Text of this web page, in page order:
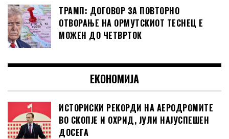
ТРАМП: ДОГОВОР ЗА ПОВТОРНО
ОТВОРАЊЕ НА ОРМУТСКИОТ ТЕСНЕЦ Е
МОЖЕН ДО ЧЕТВРТОК
ЕКОНОМИЈА
ИСТОРИСКИ РЕКОРДИ НА АЕРОДРОМИТЕ
ВО СКОПЈЕ И ОХРИД, ЈУЛИ НАЈУСПЕШЕН
ДОСЕГА